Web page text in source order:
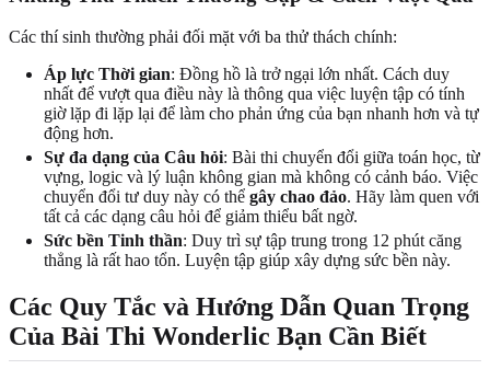
Các thí sinh thường phải đối mặt với ba thử thách chính:
Áp lực Thời gian: Đồng hồ là trở ngại lớn nhất. Cách duy
nhất để vượt qua điều này là thông qua việc luyện tập có tính
giờ lặp đi lặp lại để làm cho phản ứng của bạn nhanh hơn và tự
động hơn.
Sự đa dạng của Câu hỏi: Bài thi chuyển đổi giữa toán học, từ
vựng, logic và lý luận không gian mà không có cảnh báo. Việc
chuyển đổi tư duy này có thể gây chao đảo. Hãy làm quen với
tất cả các dạng câu hỏi để giảm thiểu bất ngờ.
Sức bền Tinh thần: Duy trì sự tập trung trong 12 phút căng
thẳng là rất hao tổn. Luyện tập giúp xây dựng sức bền này.
Các Quy Tắc và Hướng Dẫn Quan Trọng
Của Bài Thi Wonderlic Bạn Cần Biết